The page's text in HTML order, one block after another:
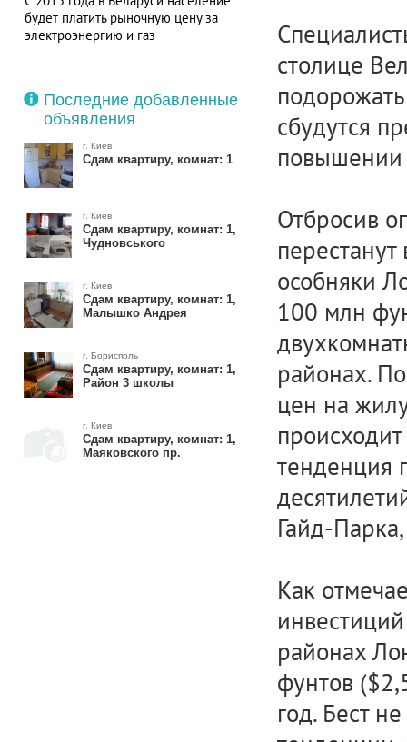
будет платить рыночную цену за
электроэнергию и газ
Последние добавленные
объявления
г. Киев
Сдам квартиру, комнат: 1
г. Киев
Сдам квартиру, комнат: 1,
Чудновського
г. Киев
Сдам квартиру, комнат: 1,
Малышко Андрея
г. Борисполь
Сдам квартиру, комнат: 1,
Район 3 школы
г. Киев
Сдам квартиру, комнат: 1,
Маяковского пр.
столице
сбудутся
повышении
Отбросив
особняки
100 млн
районах.
цен на
тенденция
Гайд-
Как
районах
фунтов
год. Бест